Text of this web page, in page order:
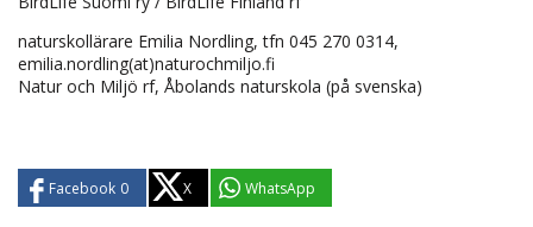
naturskollärare Emilia Nordling, tfn 045 270 0314,
emilia.nordling(at)naturochmiljo.fi
Natur och Miljö rf, Åbolands naturskola (på svenska)
Facebook 0 X WhatsApp